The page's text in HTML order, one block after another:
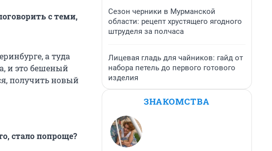
с теми,
а туда
и это бешеный
получить новый
стало попроще?
Сезон черники в Мурманской
области: рецепт хрустящего ягодного
штруделя за полчаса
Лицевая гладь для чайников: гайд от
набора петель до первого готового
изделия
ЗНАКОМСТВА